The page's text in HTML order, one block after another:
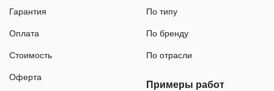
Гарантия
Оплата
Стоимость
Оферта
По типу
По бренду
По отрасли
Примеры работ